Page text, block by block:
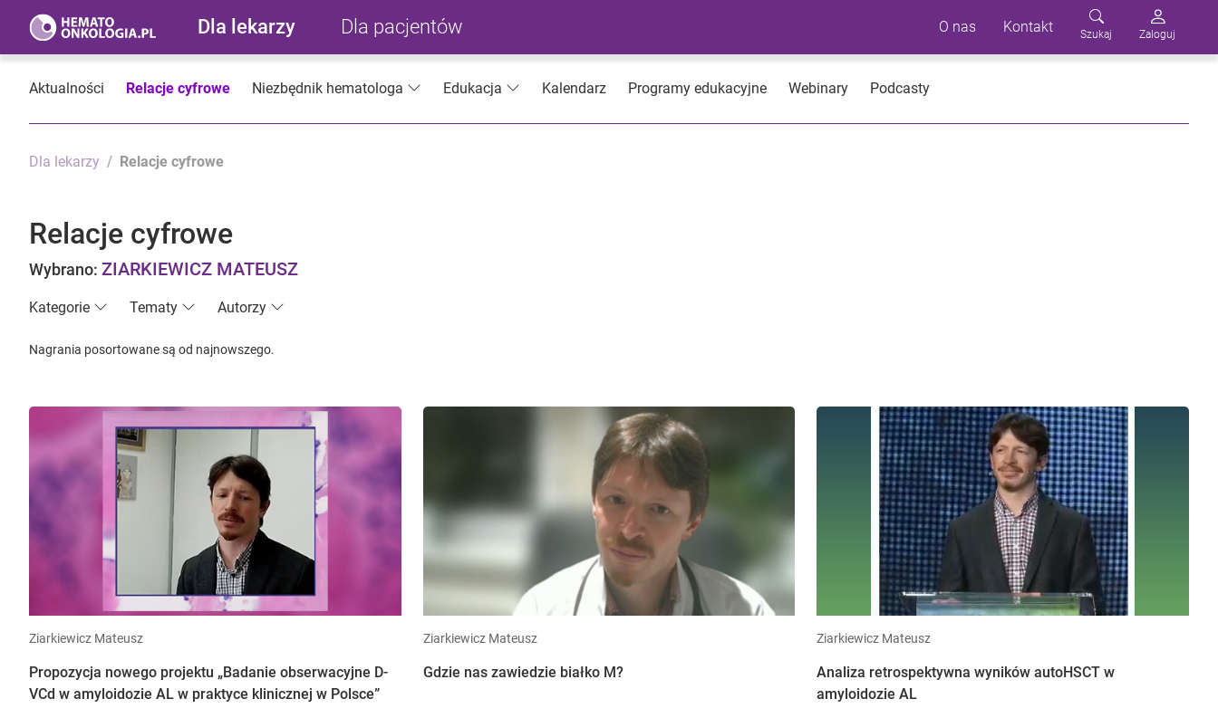
Dla lekarzy Dla pacjentów O nas Kontakt Szukaj Zaloguj
Aktualności Relacje cyfrowe Niezbędnik hematologa Edukacja Kalendarz Programy edukacyjne Webinary Podcasty
Dla lekarzy Relacje cyfrowe
Relacje cyfrowe
Wybrano: ZIARKIEWICZ MATEUSZ
Kategorie Tematy Autorzy
Nagrania posortowane są od najnowszego.
Ziarkiewicz Mateusz
Propozycja nowego projektu „Badanie obserwacyjne D-
VCd w amyloidozie AL w praktyce klinicznej w Polsce”
Ziarkiewicz Mateusz
Gdzie nas zawiedzie białko M?
Ziarkiewicz Mateusz
Analiza retrospektywna wyników autoHSCT w
amyloidozie AL